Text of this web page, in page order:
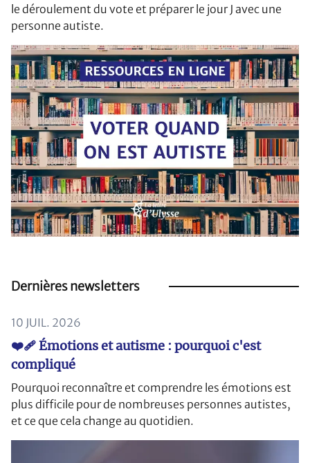
le déroulement du vote et préparer le jour J avec une
personne autiste.
Dernières newsletters
10 JUIL. 2026
❤️‍🩹 Émotions et autisme : pourquoi c'est
compliqué
Pourquoi reconnaître et comprendre les émotions est
plus difficile pour de nombreuses personnes autistes,
et ce que cela change au quotidien.